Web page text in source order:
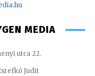
MEDIA
utca 22.
Judit